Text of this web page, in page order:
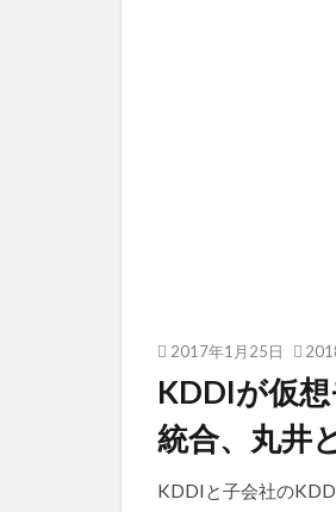
2017年1月25日
KDDIが仮
統合、丸井
KDDIと子会社の